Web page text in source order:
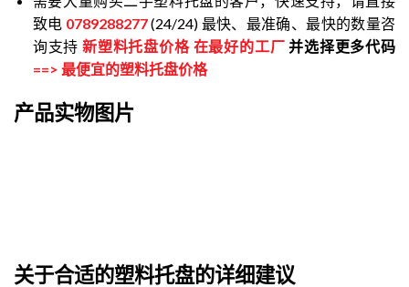
致电 0789288277(24/24) 最快、最准确、最快的数量咨
询支持 新塑料托盘价格在最好的工厂并选择更多代码
==> 最便宜的塑料托盘价格
产品实物图片
关于合适的塑料托盘的详细建议